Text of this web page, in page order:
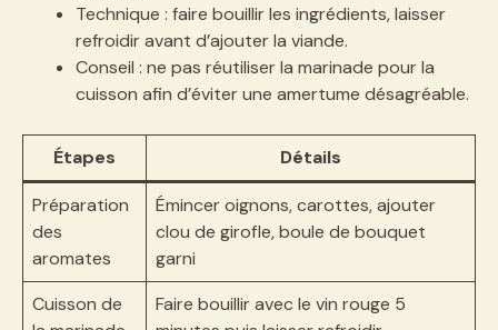
Technique : faire bouillir les ingrédients, laisser
refroidir avant d’ajouter la viande.
Conseil : ne pas réutiliser la marinade pour la
cuisson afin d’éviter une amertume désagréable.
Étapes Détails
Préparation
des
aromates
Émincer oignons, carottes, ajouter
clou de girofle, boule de bouquet
garni
Cuisson de
Faire bouillir avec le vin rouge 5